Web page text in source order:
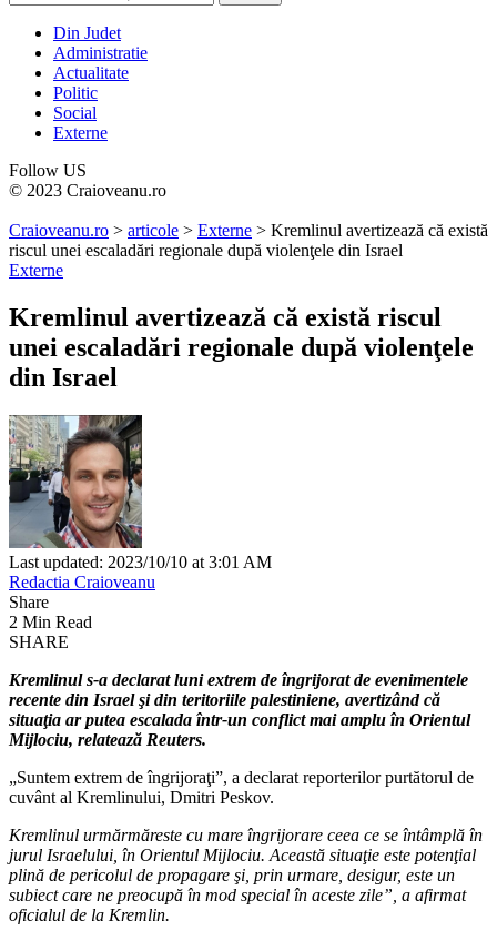
Din Judet
Administratie
Actualitate
Politic
Social
Externe
Follow US
© 2023 Craioveanu.ro
Craioveanu.ro > articole > Externe > Kremlinul avertizează că există
riscul unei escaladări regionale după violenţele din Israel
Externe
Kremlinul avertizează că există riscul
unei escaladări regionale după violenţele
din Israel
Last updated: 2023/10/10 at 3:01 AM
Redactia Craioveanu
Share
2 Min Read
SHARE
Kremlinul s-a declarat luni extrem de îngrijorat de evenimentele
recente din Israel şi din teritoriile palestiniene, avertizând că
situaţia ar putea escalada într-un conflict mai amplu în Orientul
Mijlociu, relatează Reuters.
„Suntem extrem de îngrijoraţi”, a declarat reporterilor purtătorul de
cuvânt al Kremlinului, Dmitri Peskov.
Kremlinul urmărmăreste cu mare îngrijorare ceea ce se întâmplă în
jurul Israelului, în Orientul Mijlociu. Această situaţie este potenţial
plină de pericolul de propagare şi, prin urmare, desigur, este un
subiect care ne preocupă în mod special în aceste zile”, a afirmat
oficialul de la Kremlin.